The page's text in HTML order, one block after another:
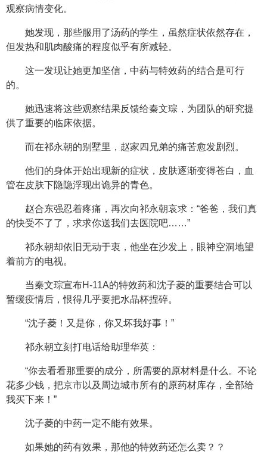
观察病情变化。
她发现，那些服用了汤药的学生，虽然症状依然存在，
但发热和肌肉酸痛的程度似乎有所减轻。
这一发现让她更加坚信，中药与特效药的结合是可行
的。
她迅速将这些观察结果反馈给秦文琮，为团队的研究提
供了重要的临床依据。
而在祁永朝的别墅里，赵家四兄弟的痛苦愈发剧烈。
他们的身体开始出现新的症状，皮肤逐渐变得苍白，血
管在皮肤下隐隐浮现出诡异的青色。
赵合东强忍着疼痛，再次向祁永朝哀求：“爸爸，我们真
的快受不了了，求求你送我们去医院吧……”
祁永朝却依旧无动于衷，他坐在沙发上，眼神空洞地望
着前方的电视。
当秦文琮宣布H-11A的特效药和沈子菱的重要结合可以
暂缓疫情后，恨得几乎要把水晶杯捏碎。
“沈子菱！又是你，你又坏我好事！”
祁永朝立刻打电话给助理华英：
“你去看看那重要的成分，所需要的原材料是什么。不论
花多少钱，把京市以及周边城市所有的原药材库存，全部给
我买下来！”
沈子菱的中药一定不能有效果。
如果她的药有效果，那他的特效药还怎么卖？？